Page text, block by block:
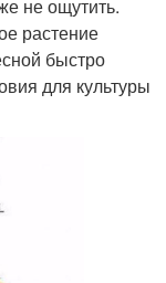
не ощутить.
растение
быстро
для культуры